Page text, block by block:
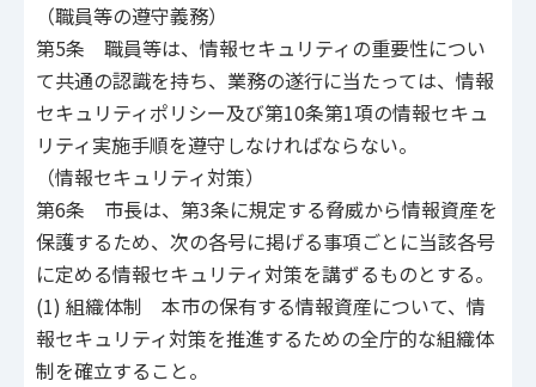
（職員等の遵守義務）
第5条 職員等は、情報セキュリティの重要性につい
て共通の認識を持ち、業務の遂行に当たっては、情報
セキュリティポリシー及び第10条第1項の情報セキュ
リティ実施手順を遵守しなければならない。
（情報セキュリティ対策）
第6条 市長は、第3条に規定する脅威から情報資産を
保護するため、次の各号に掲げる事項ごとに当該各号
に定める情報セキュリティ対策を講ずるものとする。
(1) 組織体制 本市の保有する情報資産について、情
報セキュリティ対策を推進するための全庁的な組織体
制を確立すること。